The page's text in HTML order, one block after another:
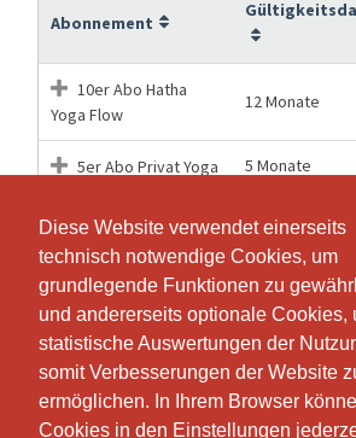
Diese Website verwendet einerseits
technisch notwendige Cookies, um
grundlegende Funktionen zu
und andererseits optionale Cookies,
statistische Auswertungen der
somit Verbesserungen der Website
ermöglichen. In Ihrem Browser
Cookies in den Einstellungen
Diese Website verwendet einerseits
technisch notwendige Cookies, um
grundlegende Funktionen zu
und andererseits optionale Cookies,
statistische Auswertungen der
somit Verbesserungen der Website
ermöglichen. In Ihrem Browser
Cookies in den Einstellungen
Abonnement
10er Abo Hatha
Yoga Flow
12 Monate
5er Abo Privat Yoga 5 Monate
Buchung für ✨Yoga
& Meditation zu den
Rauhnächten ✨
Hatha Yoga Flow
Einzellektion
1 Wochen
Yoga
Schnupperlektion
1 Wochen